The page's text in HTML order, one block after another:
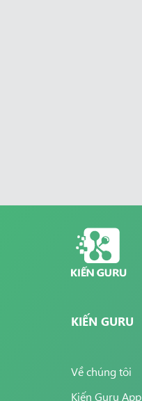
KIẾN GURU
Về chúng tôi
Kiến Guru App